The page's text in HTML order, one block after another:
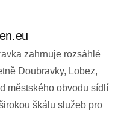
zahrnuje rozsáhlé
Doubravky, Lobez,
městského obvodu sídlí
škálu služeb pro